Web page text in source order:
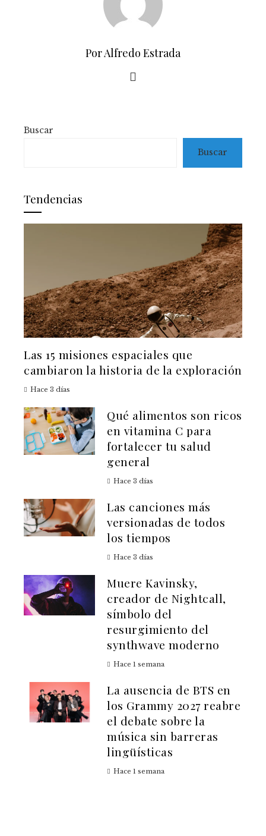
Por Alfredo Estrada
Buscar
Buscar
Tendencias
Las 15 misiones espaciales que
cambiaron la historia de la exploración
Hace 3 días
Qué alimentos son ricos
en vitamina C para
fortalecer tu salud
general
Hace 3 días
Las canciones más
versionadas de todos
los tiempos
Hace 3 días
Muere Kavinsky,
creador de Nightcall,
símbolo del
resurgimiento del
synthwave moderno
Hace 1 semana
La ausencia de BTS en
los Grammy 2027 reabre
el debate sobre la
música sin barreras
lingüísticas
Hace 1 semana